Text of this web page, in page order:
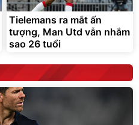
Tielemans ra mắt ấn
tượng, Man Utd vẫn nhắm
sao 26 tuổi